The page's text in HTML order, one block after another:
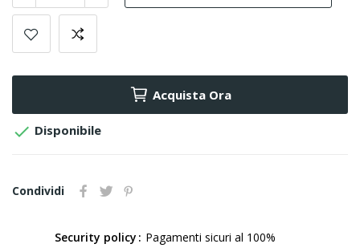
Acquista Ora
 Disponibile
Condividi
Security policy Pagamenti sicuri al 100%